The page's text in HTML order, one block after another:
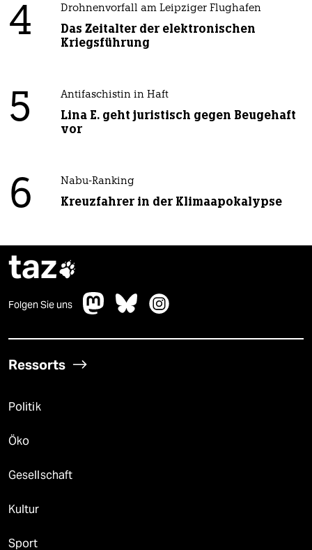
4 Drohnenvorfall am Leipziger Flughafen
Das Zeitalter der elektronischen
Kriegsführung
5 Antifaschistin in Haft
Lina E. geht juristisch gegen Beugehaft
vor
6 Nabu-Ranking
Kreuzfahrer in der Klimaapokalypse
taz
Folgen Sie uns
Ressorts
Politik
Öko
Gesellschaft
Kultur
Sport